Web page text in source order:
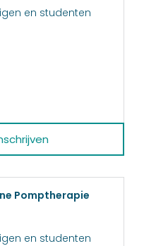
en studenten
Pomptherapie
en studenten